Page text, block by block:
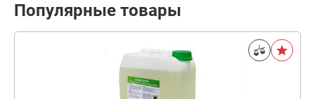
Популярные товары